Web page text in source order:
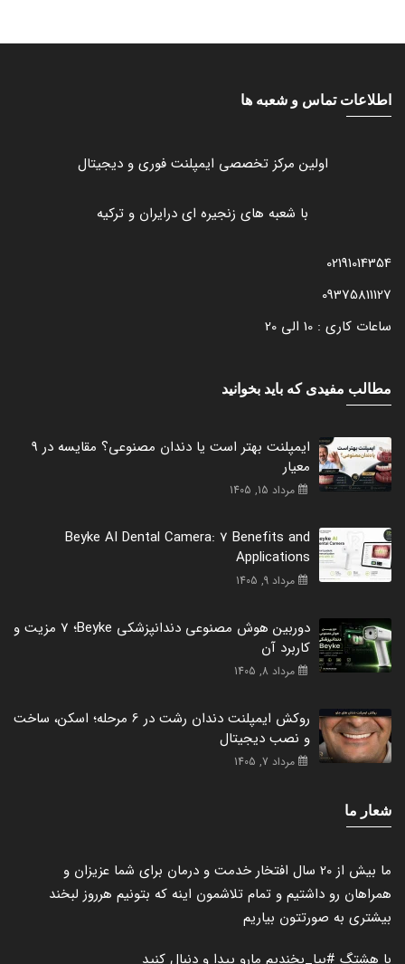
اطلاعات تماس و شعبه ها
اولین مرکز تخصصی ایمپلنت فوری و دیجیتال
با شعبه های زنجیره ای درایران و ترکیه
02191014354
09375811127
ساعات کاری : 10 الی 20
مطالب مفیدی که باید بخوانید
ایمپلنت بهتر است یا دندان مصنوعی؟ مقایسه در 9
معیار
مرداد 15, 1405
Beyke AI Dental Camera: 7 Benefits and
Applications
مرداد 9, 1405
دوربین هوش مصنوعی دندانپزشکی Beyke؛ 7 مزیت و
کاربرد آن
مرداد 8, 1405
روکش ایمپلنت دندان رشت در 6 مرحله؛ اسکن، ساخت
و نصب دیجیتال
مرداد 7, 1405
شعار ما
ما بیش از 20 سال افتخار خدمت و درمان برای شما عزیزان و
همراهان رو داشتیم و تمام تلاشمون اینه که بتونیم هرروز لبخند
بیشتری به صورتتون بیاریم
با هشتگ #بیا_بخندیم مارو پیدا و دنبال کنید